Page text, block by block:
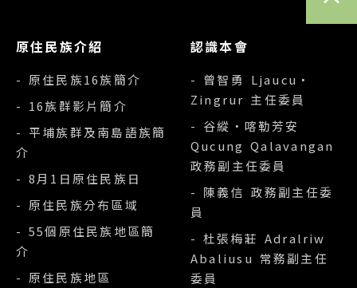
原住民族介紹
- 原住民族16族簡介
- 16族群影片簡介
- 平埔族群及南島語族簡
介
- 8月1日原住民族日
- 原住民族分布區域
- 55個原住民族地區簡
介
- 原住民族地區
認識本會
- 曾智勇 Ljaucu‧
Zingrur 主任委員
- 谷縱‧喀勒芳安
Qucung Qalavangan
政務副主任委員
- 陳義信 政務副主任委
員
- 杜張梅莊 Adralriw
Abaliusu 常務副主任
委員